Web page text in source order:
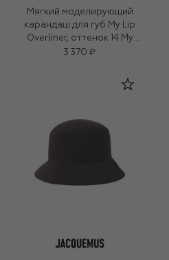
Мягкий моделирующий
карандаш для губ My Lip
Overliner, оттенок 14 My
Rosewood Pink (1,2g)
3 370 ₽